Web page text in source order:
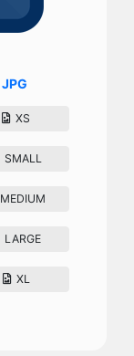
JPG
XS
SMALL
MEDIUM
LARGE
XL